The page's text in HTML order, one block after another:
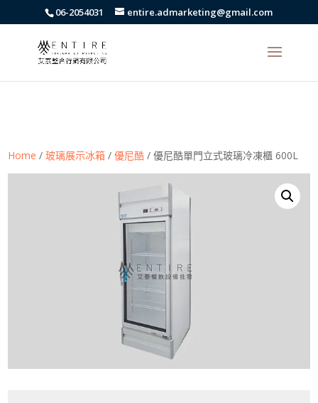
body{font-family: arial,"Microsoft JhengHei","微軟正黑體",sans-serif
!important;}
06-2054031 entire.admarketing@gmail.com
Home /玻璃展示冰箱 /優尼酷 / 優尼酷單門立式玻璃冷凍櫃 600L